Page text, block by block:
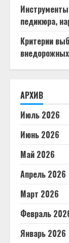
педикюра,
Критерии
АРХИВ
Июль 2026
Июнь 2026
Май 2026
Апрель 2026
Март 2026
Февраль
Январь 2026